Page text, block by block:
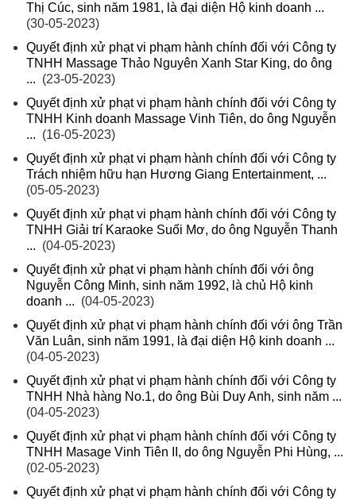
Thị Cúc, sinh năm 1981, là đại diện Hộ kinh doanh ...
(30-05-2023)
Quyết định xử phạt vi phạm hành chính đối với Công ty
TNHH Massage Thảo Nguyên Xanh Star King, do ông
... (23-05-2023)
Quyết định xử phạt vi phạm hành chính đối với Công ty
TNHH Kinh doanh Massage Vinh Tiên, do ông Nguyễn
... (16-05-2023)
Quyết định xử phạt vi phạm hành chính đối với Công ty
Trách nhiệm hữu hạn Hương Giang Entertainment, ...
(05-05-2023)
Quyết định xử phạt vi phạm hành chính đối với Công ty
TNHH Giải trí Karaoke Suối Mơ, do ông Nguyễn Thanh
... (04-05-2023)
Quyết định xử phạt vi phạm hành chính đối với ông
Nguyễn Công Minh, sinh năm 1992, là chủ Hộ kinh
doanh ... (04-05-2023)
Quyết định xử phạt vi phạm hành chính đối với ông Trần
Văn Luân, sinh năm 1991, là đại diện Hộ kinh doanh ...
(04-05-2023)
Quyết định xử phạt vi phạm hành chính đối với Công ty
TNHH Nhà hàng No.1, do ông Bùi Duy Anh, sinh năm ...
(04-05-2023)
Quyết định xử phạt vi phạm hành chính đối với Công ty
TNHH Masage Vinh Tiên II, do ông Nguyễn Phi Hùng, ...
(02-05-2023)
Quyết định xử phạt vi phạm hành chính đối với Công ty